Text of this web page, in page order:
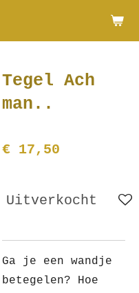
Tegel Ach
man..
€ 17,50
Uitverkocht
Ga je een wandje
betegelen? Hoe